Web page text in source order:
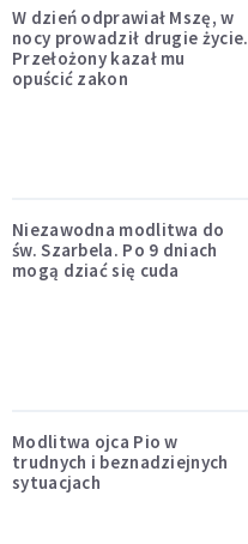
W dzień odprawiał Mszę, w
nocy prowadził drugie życie.
Przełożony kazał mu
opuścić zakon
Niezawodna modlitwa do
św. Szarbela. Po 9 dniach
mogą dziać się cuda
Modlitwa ojca Pio w
trudnych i beznadziejnych
sytuacjach